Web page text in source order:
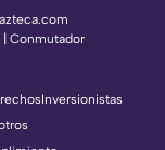
Conmutador
Inversionistas